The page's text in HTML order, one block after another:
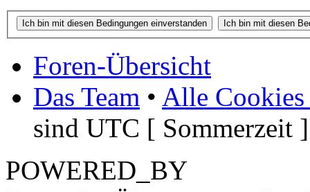
Foren-Übersicht
Das Team • Alle Cookies
sind UTC [ Sommerzeit ]
POWERED_BY